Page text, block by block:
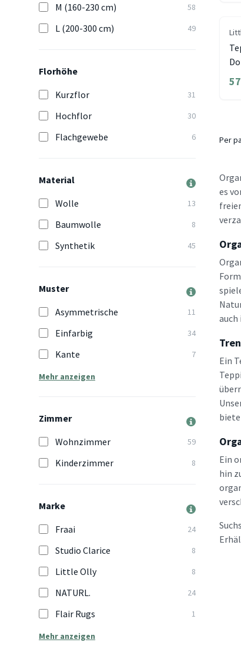
M (160-230 cm) 58
L (200-300 cm) 49
Florhöhe
Kurzflor
31
Hochflor 30
Flachgewebe 6
Material
Wolle
13
Baumwolle 8
Synthetik 45
Muster
Asymmetrische
11
Einfarbig 34
Kante 7
Mehr anzeigen
Zimmer
Wohnzimmer
59
Kinderzimmer 8
Marke
Fraai
24
Studio Clarice 8
Little Olly 8
NATURL. 24
Flair Rugs 1
Mehr anzeigen
Per
es
Ein
Ein
hin